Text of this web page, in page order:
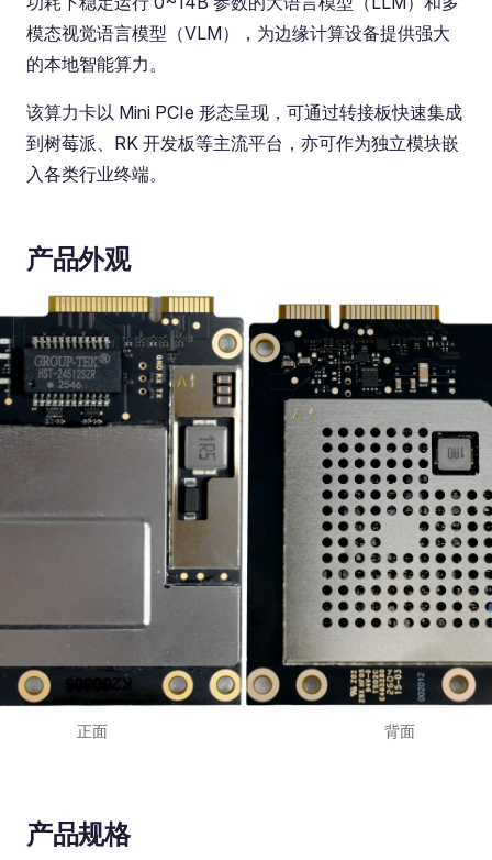
模态视觉语言模型（VLM），为边缘计算设备提供强大
的本地智能算力。
该算力卡以 Mini PCIe 形态呈现，可通过转接板快速集成
到树莓派、RK 开发板等主流平台，亦可作为独立模块嵌
入各类行业终端。
产品外观
正面 背面
产品规格